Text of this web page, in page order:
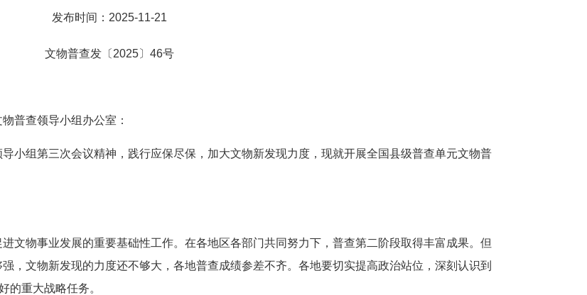
发布时间：2025-11-21
文物普查发〔2025〕46号
普查领导小组办公室：
小组第三次会议精神，践行应保尽保，加大文物新发现力度，现就开展全国县级普查单元文物普
文物事业发展的重要基础性工作。在各地区各部门共同努力下，普查第二阶段取得丰富成果。但
，文物新发现的力度还不够大，各地普查成绩参差不齐。各地要切实提高政治站位，深刻认识到
的重大战略任务。